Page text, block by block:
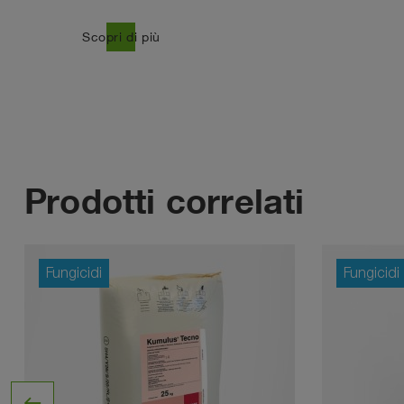
Scopri di più
Prodotti correlati
Fungicidi Fungicidi